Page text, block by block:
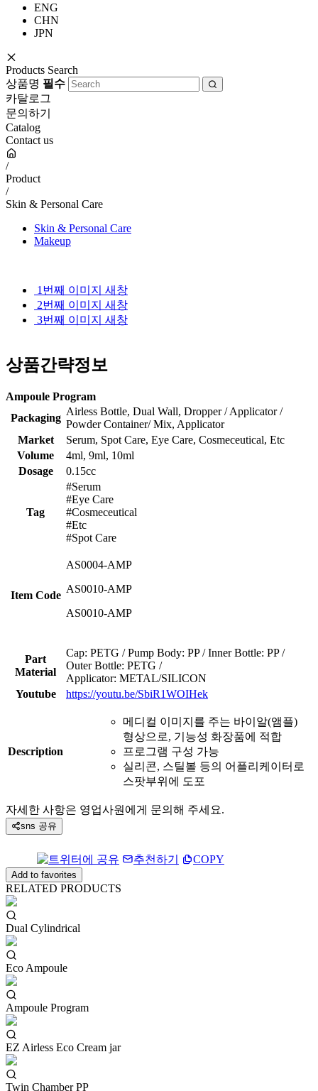
ENG
CHN
JPN
Products Search
상품명 필수
카탈로그
문의하기
Catalog
Contact us
/
Product
/
Skin & Personal Care
Skin & Personal Care
Makeup
1번째 이미지 새창
2번째 이미지 새창
3번째 이미지 새창
상품간략정보
Ampoule Program
Packaging
Airless Bottle, Dual Wall, Dropper / Applicator /
Powder Container/ Mix, Applicator
Market
Serum, Spot Care, Eye Care, Cosmeceutical, Etc
Volume
4ml, 9ml, 10ml
Dosage
0.15cc
Tag
#Serum
#Eye Care
#Cosmeceutical
#Etc
#Spot Care
Item Code
AS0004-AMP
AS0010-AMP
AS0010-AMP
Part
Material
Cap: PETG / Pump Body: PP / Inner Bottle: PP /
Outer Bottle: PETG /
Applicator: METAL/SILICON
Youtube
https://youtu.be/SbiR1WOIHek
Description
메디컬 이미지를 주는 바이알(앰플)
형상으로, 기능성 화장품에 적합
프로그램 구성 가능
실리콘, 스틸볼 등의 어플리케이터로
스팟부위에 도포
자세한 사항은 영업사원에게 문의해 주세요.
sns 공유
추천하기 COPY
Add to favorites
RELATED PRODUCTS
Dual Cylindrical
Eco Ampoule
Ampoule Program
EZ Airless Eco Cream jar
Twin Chamber PP